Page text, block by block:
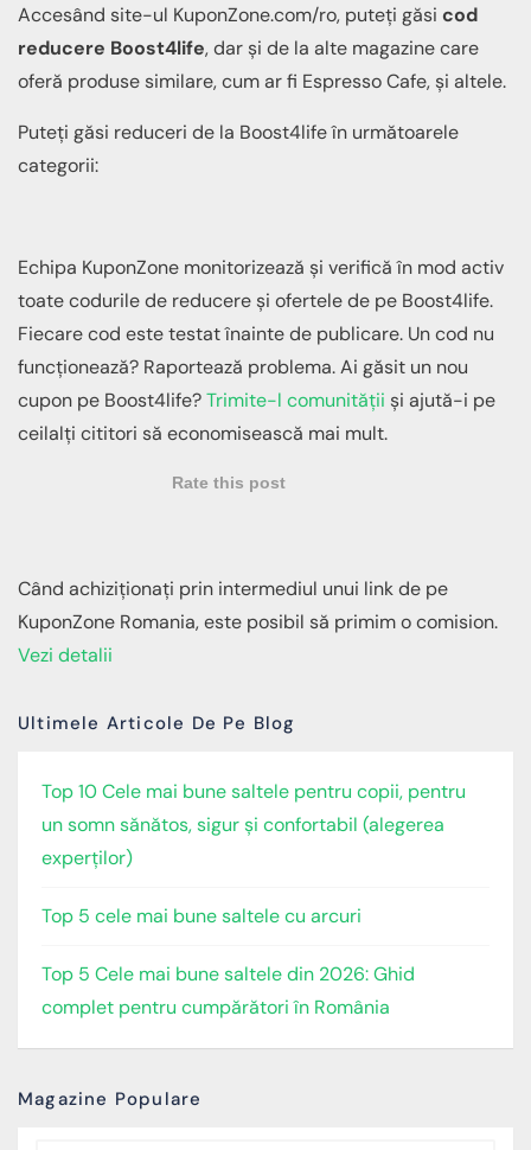
Accesând site-ul KuponZone.com/ro, puteți găsi cod
reducere Boost4life, dar și de la alte magazine care
oferă produse similare, cum ar fi Espresso Cafe, și altele.
Puteți găsi reduceri de la Boost4life în următoarele
categorii:
Echipa KuponZone monitorizează și verifică în mod activ
toate codurile de reducere și ofertele de pe Boost4life.
Fiecare cod este testat înainte de publicare. Un cod nu
funcționează? Raportează problema. Ai găsit un nou
cupon pe Boost4life?Trimite-l comunității și ajută-i pe
ceilalți cititori să economisească mai mult.
Rate this post
Când achiziționați prin intermediul unui link de pe
KuponZone Romania, este posibil să primim o comision.
Vezi detalii
Ultimele Articole De Pe Blog
Top 10 Cele mai bune saltele pentru copii, pentru
un somn sănătos, sigur și confortabil (alegerea
experților)
Top 5 cele mai bune saltele cu arcuri
Top 5 Cele mai bune saltele din 2026: Ghid
complet pentru cumpărători în România
Magazine Populare